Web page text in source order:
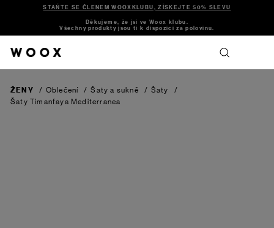
STAŇTE SE ČLENEM WOOXKLUBU, ZÍSKEJTE 50% SLEVU
Děkujeme, že jsi ve Woox klubu.
Všechny produkty jsou ti k dispozici za polovinu.
ŽENY / Oblečení / Šaty a sukně / Šaty
/
Šaty Timanfaya Mediterranea